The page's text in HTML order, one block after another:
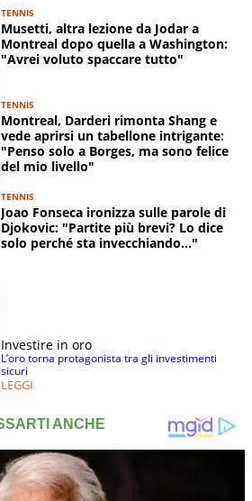
TENNIS
Musetti, altra lezione da Jodar a
Montreal dopo quella a Washington:
"Avrei voluto spaccare tutto"
TENNIS
Montreal, Darderi rimonta Shang e
vede aprirsi un tabellone intrigante:
"Penso solo a Borges, ma sono felice
del mio livello"
TENNIS
Joao Fonseca ironizza sulle parole di
Djokovic: "Partite più brevi? Lo dice
solo perché sta invecchiando..."
Investire in oro
L’oro torna protagonista tra gli investimenti
sicuri
LEGGI